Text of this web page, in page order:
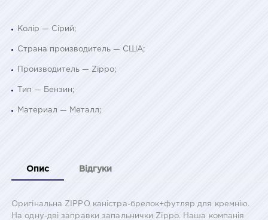
Колір — Сірий;
Страна производитель — США;
Производитель — Zippo;
Тип — Бензин;
Материал — Металл;
Опис Відгуки
Оригінальна ZIPPO каністра-брелок+футляр для кремнію.
На одну-дві заправки запальнички Zippo. Наша компанія